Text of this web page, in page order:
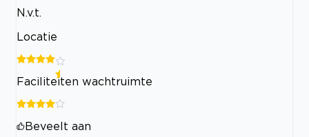
N.v.t.
Locatie
Faciliteiten wachtruimte
Beveelt aan